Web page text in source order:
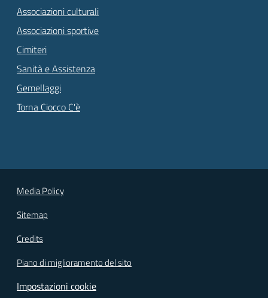
Associazioni culturali
Associazioni sportive
Cimiteri
Sanità e Assistenza
Gemellaggi
Torna Ciocco C'è
Media Policy
Sitemap
Credits
Piano di miglioramento del sito
Impostazioni cookie